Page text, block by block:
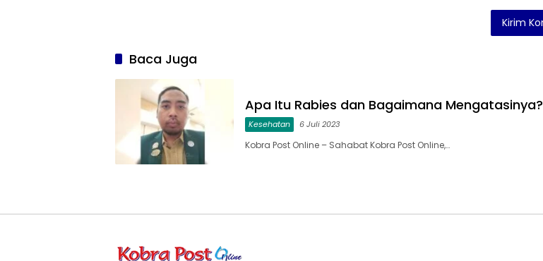
Baca Juga
Apa Itu Rabies dan Bagaimana Mengatasinya?
Kesehatan 6 Juli 2023
Kobra Post Online – Sahabat Kobra Post Online,…